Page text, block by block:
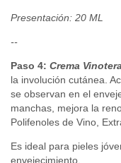
Presentación: 20 ML
--
Paso 4: Crema
la involución cutánea.
se observan en el
manchas, mejora la
Polifenoles de Vino,
Es ideal para pieles
envejecimiento.